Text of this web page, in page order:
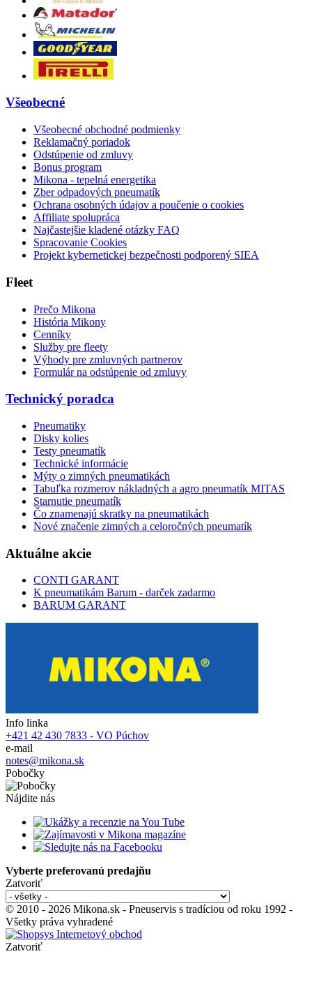
Všeobecné
Všeobecné obchodné podmienky
Reklamačný poriadok
Odstúpenie od zmluvy
Bonus program
Mikona - tepelná energetika
Zber odpadových pneumatík
Ochrana osobných údajov a poučenie o cookies
Affiliate spolupráca
Najčastejšie kladené otázky FAQ
Spracovanie Cookies
Projekt kybernetickej bezpečnosti podporený SIEA
Fleet
Prečo Mikona
História Mikony
Cenníky
Služby pre fleety
Výhody pre zmluvných partnerov
Formulár na odstúpenie od zmluvy
Technický poradca
Pneumatiky
Disky kolies
Testy pneumatík
Technické informácie
Mýty o zimných pneumatikách
Tabuľka rozmerov nákladných a agro pneumatík MITAS
Starnutie pneumatík
Čo znamenajú skratky na pneumatikách
Nové značenie zimných a celoročných pneumatík
Aktuálne akcie
CONTI GARANT
K pneumatikám Barum - darček zadarmo
BARUM GARANT
Info linka
+421 42 430 7833 - VO Púchov
e-mail
notes@mikona.sk
Pobočky
Nájdite nás
Vyberte preferovanú predajňu
Zatvoriť
© 2010 - 2026 Mikona.sk - Pneuservis s tradíciou od roku 1992 -
Všetky práva vyhradené
Zatvoriť